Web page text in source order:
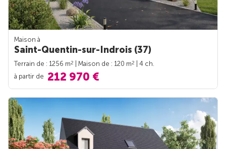
Maison à
Saint-Quentin-sur-Indrois (37)
Terrain de : 1256 m2 | Maison de : 120 m2
| 4 ch.
à partir de 212 970 €